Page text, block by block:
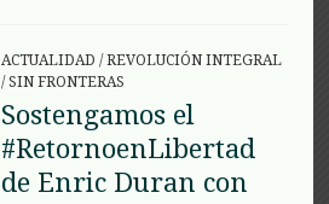
ACTUALIDAD /REVOLUCIÓN INTEGRAL
/SIN FRONTERAS
Sostengamos el
#RetornoenLibertad
de Enric Duran con